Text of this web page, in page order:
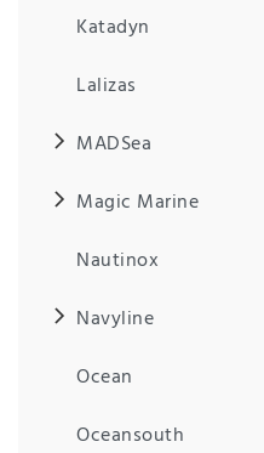
Katadyn
Lalizas
MADSea
Magic Marine
Nautinox
Navyline
Ocean
Oceansouth
Anf
rag
sen
n